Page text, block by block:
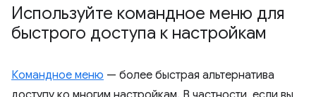
Используйте командное меню для
быстрого доступа к настройкам
Командное меню — более быстрая альтернатива